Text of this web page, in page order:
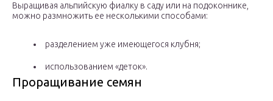
Выращивая альпийскую фиалку в саду или на подоконнике,
можно размножить ее несколькими способами:
разделением уже имеющегося клубня;
использованием «деток».
Проращивание семян